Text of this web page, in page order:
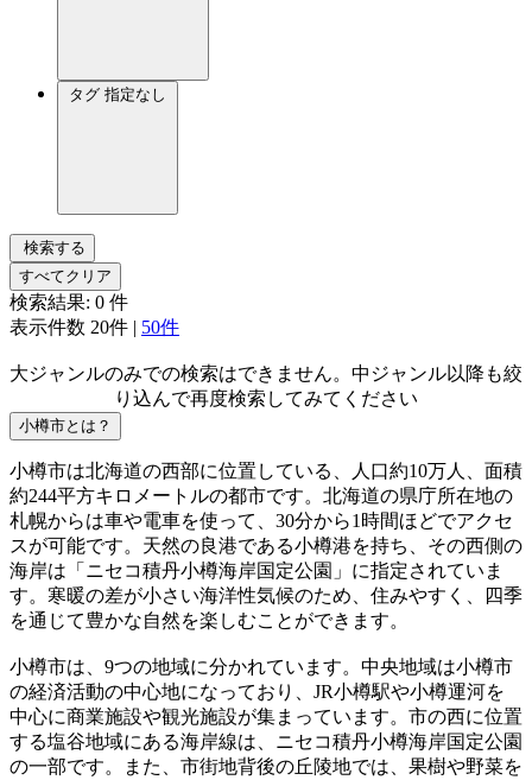
タグ 指定なし
検索する
すべてクリア
検索結果: 0 件
表示件数 20件 | 50件
大ジャンルのみでの検索はできません。中ジャンル以降も絞
り込んで再度検索してみてください
小樽市とは？
小樽市は北海道の西部に位置している、人口約10万人、面積
約244平方キロメートルの都市です。北海道の県庁所在地の
札幌からは車や電車を使って、30分から1時間ほどでアクセ
スが可能です。天然の良港である小樽港を持ち、その西側の
海岸は「ニセコ積丹小樽海岸国定公園」に指定されていま
す。寒暖の差が小さい海洋性気候のため、住みやすく、四季
を通じて豊かな自然を楽しむことができます。
小樽市は、9つの地域に分かれています。中央地域は小樽市
の経済活動の中心地になっており、JR小樽駅や小樽運河を
中心に商業施設や観光施設が集まっています。市の西に位置
する塩谷地域にある海岸線は、ニセコ積丹小樽海岸国定公園
の一部です。また、市街地背後の丘陵地では、果樹や野菜を